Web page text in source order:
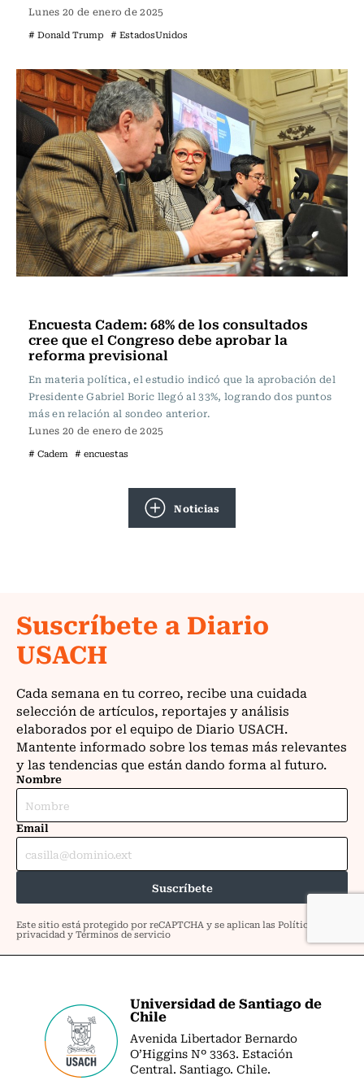
Lunes 20 de enero de 2025
# Donald Trump # EstadosUnidos
Encuesta Cadem: 68% de los consultados
cree que el Congreso debe aprobar la
reforma previsional
En materia política, el estudio indicó que la aprobación del
Presidente Gabriel Boric llegó al 33%, logrando dos puntos
más en relación al sondeo anterior.
Lunes 20 de enero de 2025
# Cadem # encuestas
Noticias
Universidad de Santiago de
Chile
Avenida Libertador Bernardo
O’Higgins Nº 3363. Estación
Central. Santiago. Chile.